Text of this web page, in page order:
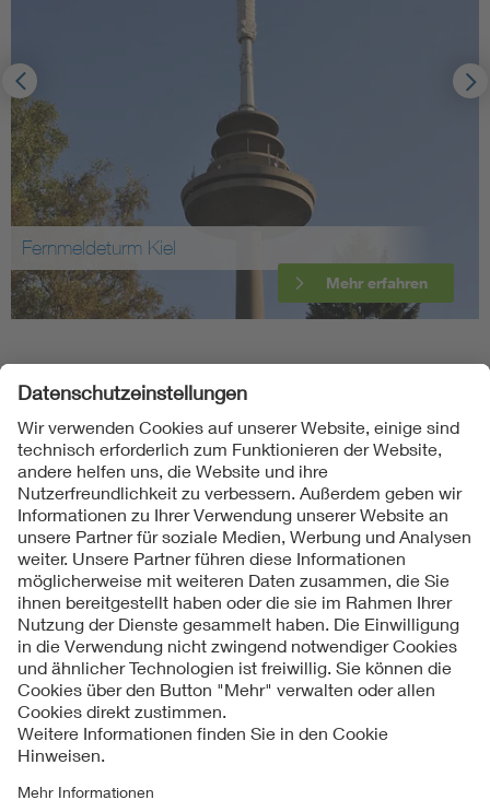
Fernmeldeturm Kiel
Mehr erfahren
Folgen Sie uns
Kontakte
Service
Impressum
Datenschutzinformationen
Cookie Hinweise